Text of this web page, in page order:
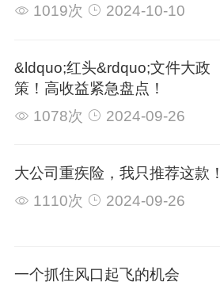
1019次
2024-10-10
&ldquo;红头&rdquo;文件大政
策！高收益紧急盘点！
1078次
2024-09-26
大公司重疾险，我只推荐这款！
1110次
2024-09-26
一个抓住风口起飞的机会